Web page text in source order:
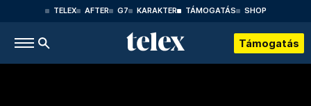
TELEX AFTER G7 KARAKTER TÁMOGATÁS SHOP
Támogatás